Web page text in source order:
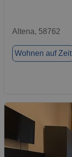
Altena, 58762
Wohnen auf Zeit